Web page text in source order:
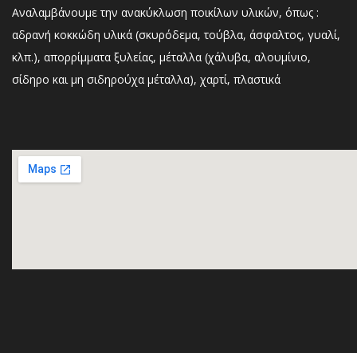
Αναλαμβάνουμε την ανακύκλωση ποικίλων υλικών, όπως :
αδρανή κοκκώδη υλικά (σκυρόδεμα, τούβλα, άσφαλτος, γυαλί,
κλπ.), απορρίμματα ξυλείας, μέταλλα (χάλυβα, αλουμίνιο,
σίδηρο και μη σιδηρούχα μέταλλα), χαρτί, πλαστικά